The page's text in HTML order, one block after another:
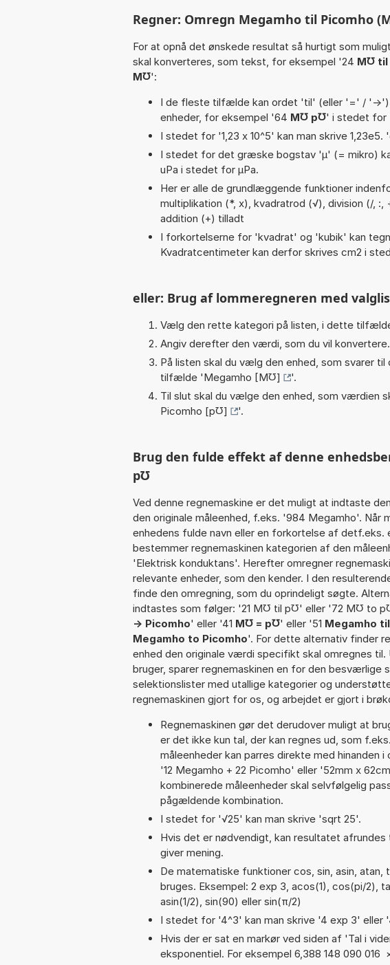
Regner: Omregn Megamho til Picomho
For at opnå det ønskede resultat så hurtigt som
skal konverteres, som tekst, for eksempel '24 M℧
M℧':
I de fleste tilfælde kan ordet 'til' (eller '=' / '->')
enheder, for eksempel '64 M℧ p℧' i stedet
I stedet for '1,23 x 10^5' kan man skrive
I stedet for det græske bogstav 'µ' (= mikro)
uPa i stedet for µPa.
Her er alle de grundlæggende funktioner
multiplikation (*, x), kvadratrod (√), division (/,
addition (+) tilladt
I forkortelserne for 'kvadrat' og 'kubik' kan
Kvadratcentimeter kan derfor skrives cm2 i
eller: Brug af lommeregneren med
Vælg den rette kategori på listen, i dette
Angiv derefter den værdi, som du vil konvertere.
På listen skal du vælg den enhed, som svarer
tilfælde 'Megamho [M℧]
'.
Til slut skal du vælge den enhed, som værdien
Picomho [p℧]
'.
Brug den fulde effekt af denne
p℧
Ved denne regnemaskine er det muligt at indtaste
den originale måleenhed, f.eks. '984 Megamho'. Når
enhedens fulde navn eller en forkortelse af
bestemmer regnemaskinen kategorien af den
'Elektrisk konduktans'. Herefter omregner
relevante enheder, som den kender. I den
finde den omregning, som du oprindeligt søgte.
indtastes som følger: '21 M℧ til p℧' eller '72 M℧ to
-> Picomho' eller '41 M℧ = p℧' eller '51 Megamho
Megamho to Picomho'. For dette alternativ finder
enhed den originale værdi specifikt skal omregnes til.
bruger, sparer regnemaskinen en for den besværlige
selektionslister med utallige kategorier og
regnemaskinen gjort for os, og arbejdet er gjort i
Regnemaskinen gør det derudover muligt at
er det ikke kun tal, der kan regnes ud, som
måleenheder kan parres direkte med hinanden
'12 Megamho + 22 Picomho' eller '52mm x
kombinerede måleenheder skal selvfølgelig
pågældende kombination.
I stedet for '√25' kan man skrive 'sqrt 25'.
Hvis det er nødvendigt, kan resultatet
giver mening.
De matematiske funktioner cos, sin, asin, atan,
bruges. Eksempel: 2 exp 3, acos(1), cos(pi/2),
asin(1/2), sin(90) eller sin(π/2)
I stedet for '4^3' kan man skrive '4 exp 3' eller
Hvis der er sat en markør ved siden af 'Tal i
eksponentiel. For eksempel 6,388 148 090 016